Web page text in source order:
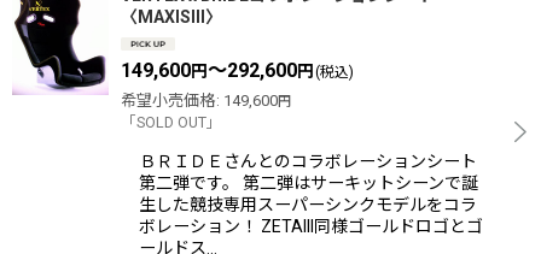
〈MAXISIII〉
149,600円～292,600円 (税込)
希望小売価格: 149,600円
「SOLD OUT」
ＢＲＩＤＥさんとのコラボレーションシート
第二弾です。 第二弾はサーキットシーンで誕
生した競技専用スーパーシンクモデルをコラ
ボレーション！ ZETAIII同様ゴールドロゴとゴ
ールドス…